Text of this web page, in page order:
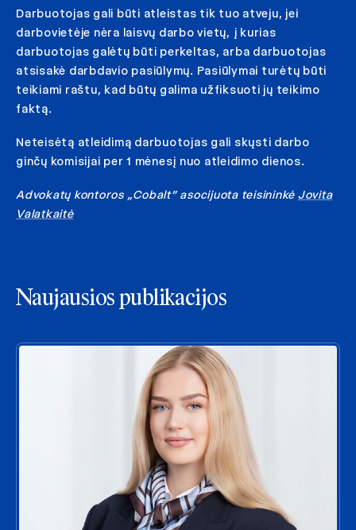
Darbuotojas gali būti atleistas tik tuo atveju, jei
darbovietėje nėra laisvų darbo vietų, į kurias
darbuotojas galėtų būti perkeltas, arba darbuotojas
atsisakė darbdavio pasiūlymų. Pasiūlymai turėtų būti
teikiami raštu, kad būtų galima užfiksuoti jų teikimo
faktą.
Neteisėtą atleidimą darbuotojas gali skųsti darbo
ginčų komisijai per 1 mėnesį nuo atleidimo dienos.
Advokatų kontoros „Cobalt” asocijuota teisininkė Jovita
Valatkaitė
Naujausios publikacijos